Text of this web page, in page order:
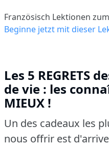
Französisch Lektionen
Beginne jetzt mit dieser
Les 5 REGRETS
de vie : les
MIEUX !
Un des cadeaux les
nous offrir est